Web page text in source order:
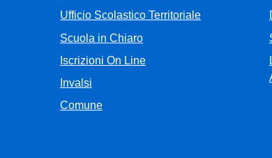
Ufficio Scolastico Territoriale
Scuola in Chiaro
Iscrizioni On Line
Invalsi
Comune